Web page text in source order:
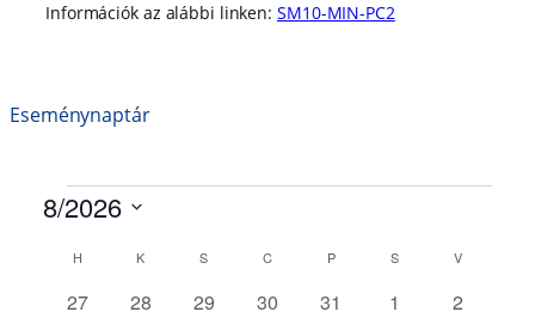
Információk az alábbi linken: SM10-MIN-PC2
Eseménynaptár